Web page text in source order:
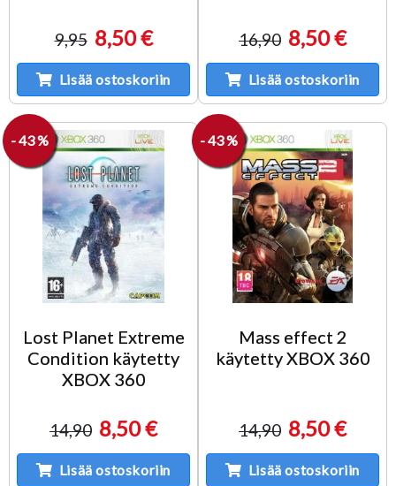
9,95 8,50 €
Lisää ostoskoriin
16,90 8,50 €
Lisää ostoskoriin
Lost Planet Extreme
Condition käytetty
XBOX 360
14,90 8,50 €
- 43 %
Lisää ostoskoriin
Mass effect 2
käytetty XBOX 360
14,90 8,50 €
- 43 %
Lisää ostoskoriin